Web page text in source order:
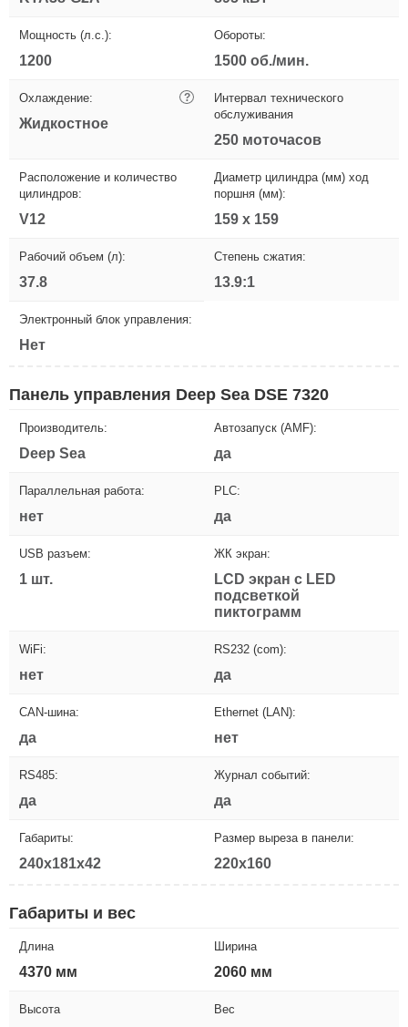
Мощность (л.с.):
1200
Обороты:
1500 об./мин.
Охлаждение: ?
Жидкостное
Интервал технического
обслуживания
250 моточасов
Расположение и количество
цилиндров:
V12
Диаметр цилиндра (мм) ход
поршня (мм):
159 х 159
Рабочий объем (л):
37.8
Степень сжатия:
13.9:1
Электронный блок управления:
Нет
Панель управления Deep Sea DSE 7320
Производитель:
Deep Sea
Автозапуск (AMF):
да
Параллельная работа:
нет
PLC:
да
USB разъем:
1 шт.
ЖК экран:
LCD экран с LED
подсветкой
пиктограмм
WiFi:
нет
RS232 (com):
да
CAN-шина:
да
Ethernet (LAN):
нет
RS485:
да
Журнал событий:
да
Габариты:
240x181x42
Размер выреза в панели:
220x160
Габариты и вес
Длина
4370 мм
Ширина
2060 мм
Высота Вес